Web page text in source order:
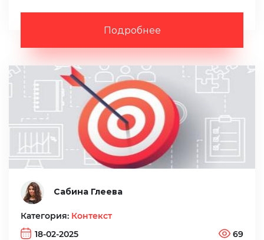
Подробнее
Сабина Глеева
Категория: Контекст
18-02-2025
69